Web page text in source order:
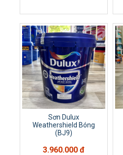
Sơn Dulux
Weathershield Bóng
(BJ9)
3.960.000 đ